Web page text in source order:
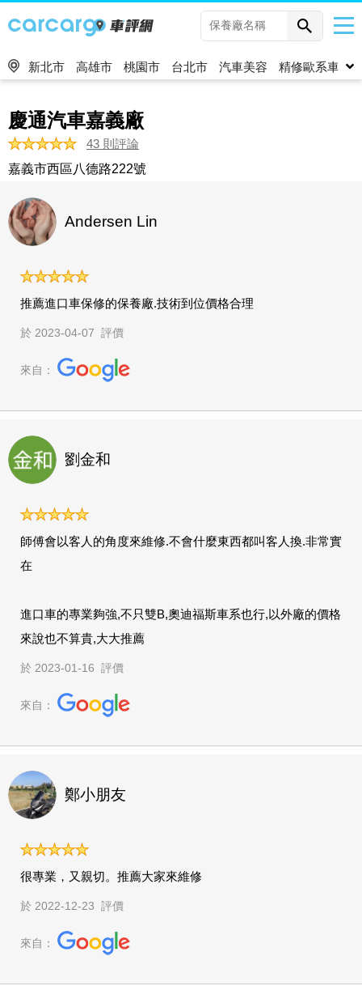
新北市 高雄市 桃園市 台北市 汽車美容 精修歐系車
慶通汽車嘉義廠
43 則評論
嘉義市西區八德路222號
Andersen Lin
推薦進口車保修的保養廠.技術到位價格合理
於 2023-04-07 評價
來自：
劉金和
師傅會以客人的角度來維修.不會什麼東西都叫客人換.非常實
在
進口車的專業夠強,不只雙B,奧迪福斯車系也行,以外廠的價格
來說也不算貴,大大推薦
於 2023-01-16 評價
來自：
鄭小朋友
很專業，又親切。推薦大家來維修
於 2022-12-23 評價
來自：